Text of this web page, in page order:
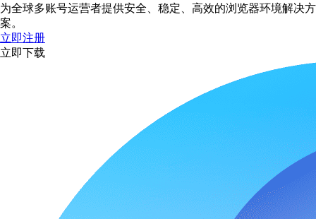
为全球多账号运营者提供安全、稳定、高效的浏览器环境解决方
案。
立即注册
立即下载